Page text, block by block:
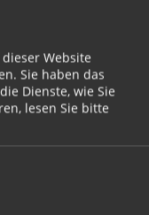
KAB, muss die
dazu oft einen
Entfremdung
unter den
ohne
Gleichheit und
ein Teilbereich
Website
Sie haben das
Dienste, wie Sie
lesen Sie bitte